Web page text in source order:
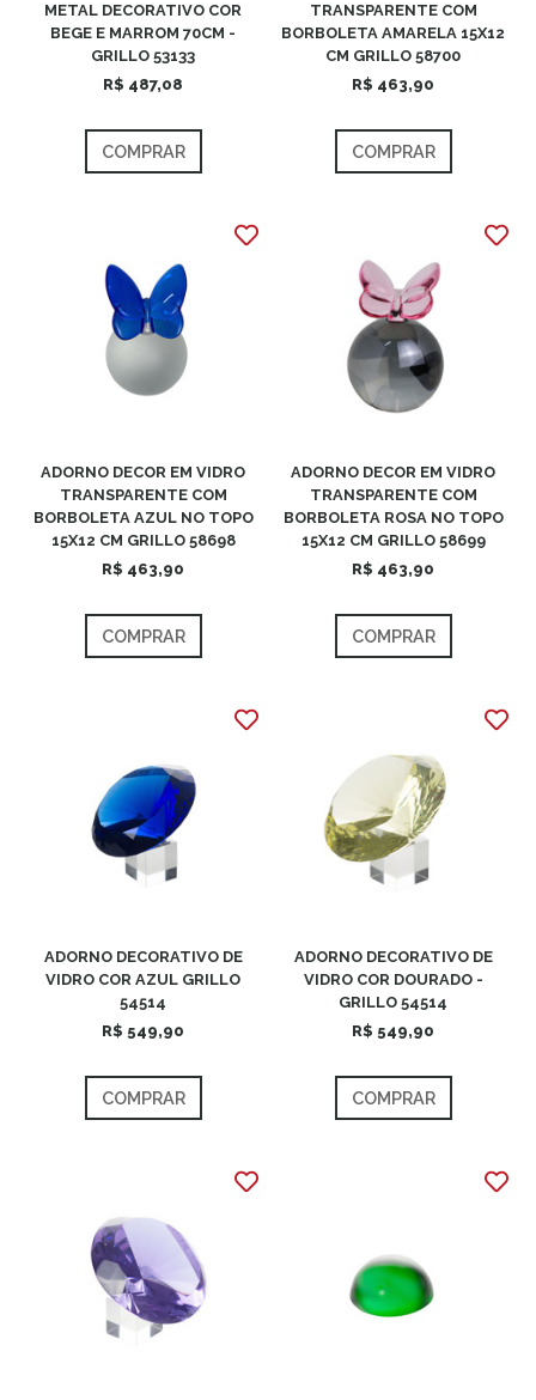
METAL DECORATIVO COR
BEGE E MARROM 70CM -
GRILLO 53133
R$ 487,08
COMPRAR
TRANSPARENTE COM
BORBOLETA AMARELA 15X12
CM GRILLO 58700
R$ 463,90
COMPRAR
ADORNO DECOR EM VIDRO
TRANSPARENTE COM
BORBOLETA AZUL NO TOPO
15X12 CM GRILLO 58698
R$ 463,90
COMPRAR
ADORNO DECOR EM VIDRO
TRANSPARENTE COM
BORBOLETA ROSA NO TOPO
15X12 CM GRILLO 58699
R$ 463,90
COMPRAR
ADORNO DECORATIVO DE
VIDRO COR AZUL GRILLO
54514
R$ 549,90
COMPRAR
ADORNO DECORATIVO DE
VIDRO COR DOURADO -
GRILLO 54514
R$ 549,90
COMPRAR